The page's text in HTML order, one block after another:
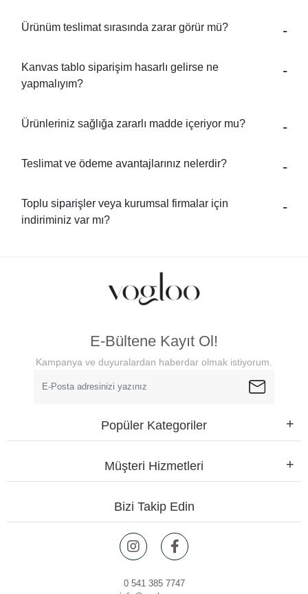
Ürünüm teslimat sırasında zarar görür mü?
Kanvas tablo siparişim hasarlı gelirse ne
yapmalıyım?
Ürünleriniz sağlığa zararlı madde içeriyor mu?
Teslimat ve ödeme avantajlarınız nelerdir?
Toplu siparişler veya kurumsal firmalar için
indiriminiz var mı?
E-Bültene Kayıt Ol!
Kampanya ve duyuralardan haberdar olmak istiyorum.
Popüler Kategoriler
Müşteri Hizmetleri
Bizi Takip Edin
0 541 385 7747